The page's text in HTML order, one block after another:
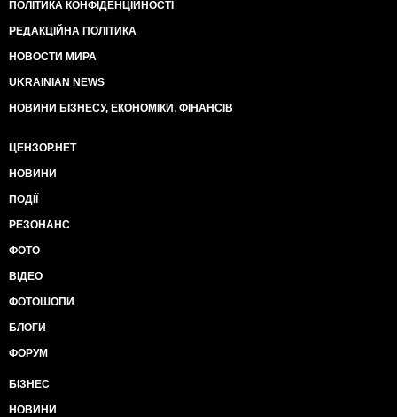
ПОЛІТИКА КОНФІДЕНЦІЙНОСТІ
РЕДАКЦІЙНА ПОЛІТИКА
НОВОСТИ МИРА
UKRAINIAN NEWS
НОВИНИ БІЗНЕСУ, ЕКОНОМІКИ, ФІНАНСІВ
ЦЕНЗОР.НЕТ
НОВИНИ
ПОДІЇ
РЕЗОНАНС
ФОТО
ВІДЕО
ФОТОШОПИ
БЛОГИ
ФОРУМ
БІЗНЕС
НОВИНИ